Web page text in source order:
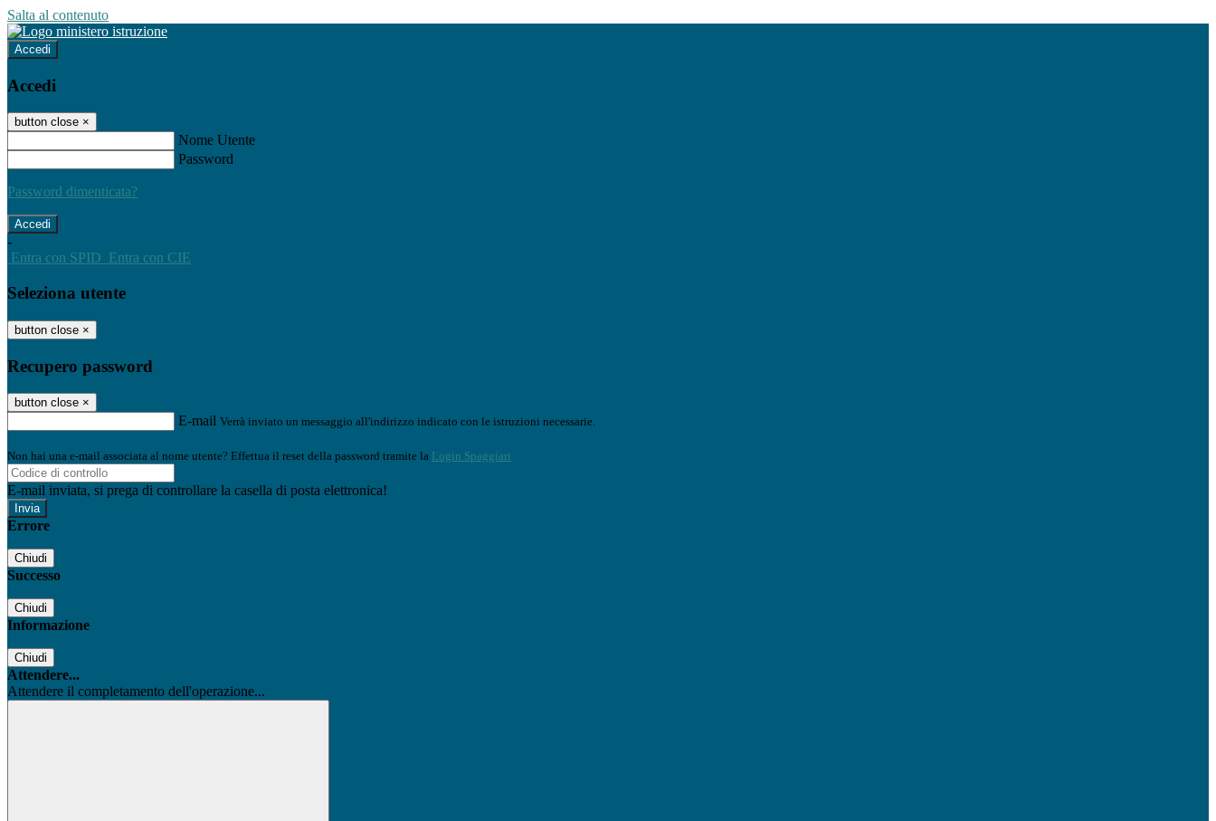
Salta al contenuto
Accedi
Accedi
button close ×
Nome Utente
Password
Password dimenticata?
-
Entra con SPID Entra con CIE
Seleziona utente
button close ×
Recupero password
button close ×
E-mail Verrà inviato un messaggio all'indirizzo indicato con le istruzioni necessarie.
Non hai una e-mail associata al nome utente? Effettua il reset della password tramite la Login Spaggiari
E-mail inviata, si prega di controllare la casella di posta elettronica!
Errore
Chiudi
Successo
Chiudi
Informazione
Chiudi
Attendere...
Attendere il completamento dell'operazione...